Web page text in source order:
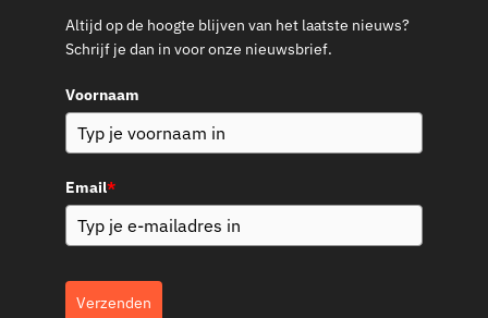
Altijd op de hoogte blijven van het laatste nieuws?
Schrijf je dan in voor onze nieuwsbrief.
Voornaam
Email*
Verzenden